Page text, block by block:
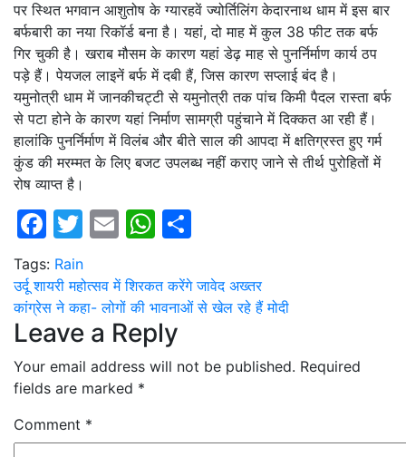
पर स्थित भगवान आशुतोष के ग्यारहवें ज्योर्तिलिंग केदारनाथ धाम में इस बार
बर्फबारी का नया रिकॉर्ड बना है। यहां, दो माह में कुल 38 फीट तक बर्फ
गिर चुकी है। खराब मौसम के कारण यहां डेढ़ माह से पुनर्निर्माण कार्य ठप
पड़े हैं। पेयजल लाइनें बर्फ में दबी हैं, जिस कारण सप्लाई बंद है।
यमुनोत्री धाम में जानकीचट्टी से यमुनोत्री तक पांच किमी पैदल रास्ता बर्फ
से पटा होने के कारण यहां निर्माण सामग्री पहुंचाने में दिक्कत आ रही हैं।
हालांकि पुनर्निर्माण में विलंब और बीते साल की आपदा में क्षतिग्रस्त हुए गर्म
कुंड की मरम्मत के लिए बजट उपलब्ध नहीं कराए जाने से तीर्थ पुरोहितों में
रोष व्याप्त है।
Facebook
Twitter
EmailWhatsApp
Tags: Rain
Post
navigation
उर्दू शायरी महोत्सव में शिरकत करेंगे जावेद अख्तर
कांग्रेस ने कहा- लोगों की भावनाओं से खेल रहे हैं मोदी
Leave a Reply
Your email address will not be published. Required
fields are marked *
Comment *